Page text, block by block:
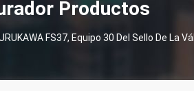
Productos
FS37, Equipo 30 Del Sello De La